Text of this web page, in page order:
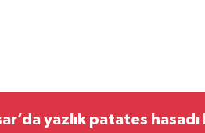
yazlık patates hasadı